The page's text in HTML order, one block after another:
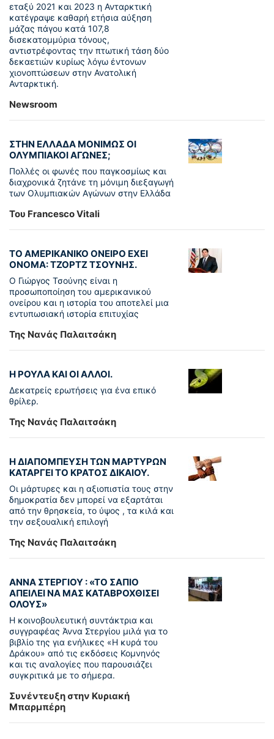
εταξύ 2021 και 2023 η Ανταρκτική
κατέγραψε καθαρή ετήσια αύξηση
μάζας πάγου κατά 107,8
δισεκατομμύρια τόνους,
αντιστρέφοντας την πτωτική τάση δύο
δεκαετιών κυρίως λόγω έντονων
χιονοπτώσεων στην Ανατολική
Ανταρκτική.
Newsroom
ΣΤΗΝ ΕΛΛΑΔΑ ΜΟΝΙΜΩΣ ΟΙ
ΟΛΥΜΠΙΑΚΟΙ ΑΓΩΝΕΣ;
Πολλές οι φωνές που παγκοσμίως και
διαχρονικά ζητάνε τη μόνιμη διεξαγωγή
των Ολυμπιακών Αγώνων στην Ελλάδα
Του Francesco Vitali
ΤΟ ΑΜΕΡΙΚΑΝΙΚΟ ΟΝΕΙΡΟ ΕΧΕΙ
ΟΝΟΜΑ: ΤΖΟΡΤΖ ΤΣΟΥΝΗΣ.
Ο Γιώργος Τσούνης είναι η
προσωποποίηση του αμερικανικού
ονείρου και η ιστορία του αποτελεί μια
εντυπωσιακή ιστορία επιτυχίας
Της Νανάς Παλαιτσάκη
Η ΡΟΥΛΑ ΚΑΙ ΟΙ ΑΛΛΟΙ.
Δεκατρείς ερωτήσεις για ένα επικό
θρίλερ.
Της Νανάς Παλαιτσάκη
Η ΔΙΑΠΟΜΠΕΥΣΗ ΤΩΝ ΜΑΡΤΥΡΩΝ
ΚΑΤΑΡΓΕΙ ΤΟ ΚΡΑΤΟΣ ΔΙΚΑΙΟΥ.
Οι μάρτυρες και η αξιοπιστία τους στην
δημοκρατία δεν μπορεί να εξαρτάται
από την θρησκεία, το ύψος , τα κιλά και
την σεξουαλική επιλογή
Της Νανάς Παλαιτσάκη
ΑΝΝΑ ΣΤΕΡΓΙΟΥ : «ΤΟ ΣΑΠΙΟ
ΑΠΕΙΛΕΙ ΝΑ ΜΑΣ ΚΑΤΑΒΡΟΧΘΙΣΕΙ
ΟΛΟΥΣ»
Η κοινοβουλευτική συντάκτρια και
συγγραφέας Άννα Στεργίου μιλά για το
βιβλίο της για ενήλικες «Η κυρά του
Δράκου» από τις εκδόσεις Κομνηνός
και τις αναλογίες που παρουσιάζει
συγκριτικά με το σήμερα.
Συνέντευξη στην Κυριακή
Μπαρμπέρη